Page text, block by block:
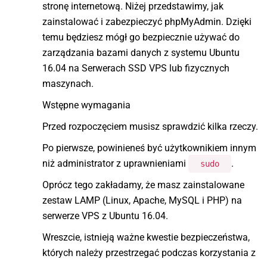
stronę internetową. Niżej przedstawimy, jak
zainstalować i zabezpieczyć phpMyAdmin. Dzięki
temu będziesz mógł go bezpiecznie używać do
zarządzania bazami danych z systemu Ubuntu
16.04 na Serwerach SSD VPS lub fizycznych
maszynach.
Wstępne wymagania
Przed rozpoczęciem musisz sprawdzić kilka rzeczy.
Po pierwsze, powinieneś być użytkownikiem innym
niż administrator z uprawnieniami
sudo
.
Oprócz tego zakładamy, że masz zainstalowane
zestaw LAMP (Linux, Apache, MySQL i PHP) na
serwerze VPS z Ubuntu 16.04.
Wreszcie, istnieją ważne kwestie bezpieczeństwa,
których należy przestrzegać podczas korzystania z